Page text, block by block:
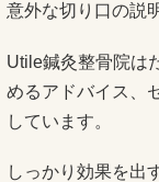
意外な切り口の説
Utile鍼灸整骨院は
めるアドバイス、
しています。
しっかり効果を出